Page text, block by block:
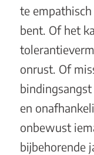
te
bent. Of het
onrust. Of
en
onbewust
bijbehorende